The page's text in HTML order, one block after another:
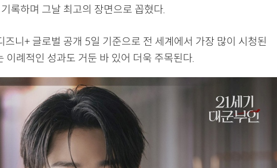
록하며 그날 최고의 장면으로 꼽혔다.
니+ 글로벌 공개 5일 기준으로 전 세계에서 가장 많이 시청된
이례적인 성과도 거둔 바 있어 더욱 주목된다.